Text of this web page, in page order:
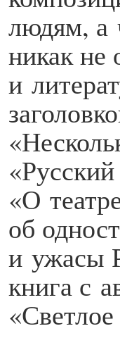
людям, а
никак не
и
«О
об
и ужасы
книга с